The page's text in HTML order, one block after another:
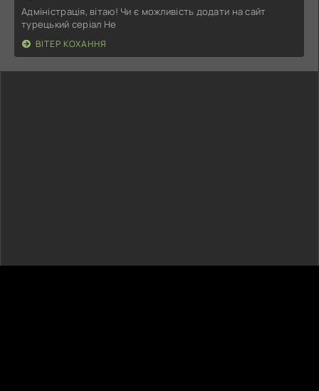
Адміністрація, вітаю! Чи є можливість додати на сайт
турецький серіал Не
ВІТЕР КОХАННЯ